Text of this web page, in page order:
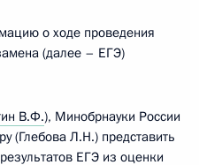
о ходе проведения
(далее – ЕГЭ)
В.Ф.), Минобрнауки России
(Глебова Л.Н.) представить
ЕГЭ из оценки